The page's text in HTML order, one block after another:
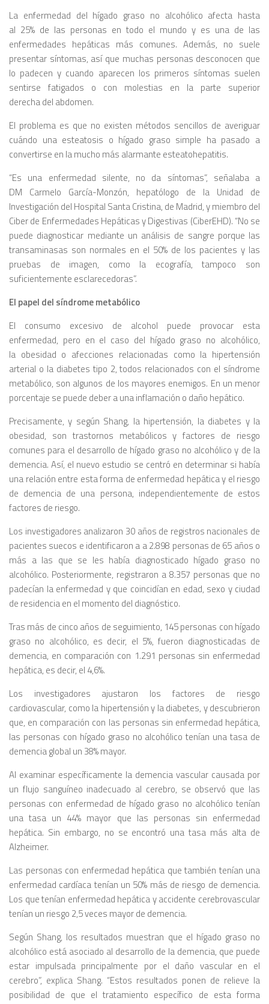
La enfermedad del hígado graso no alcohólico afecta hasta
al 25% de las personas en todo el mundo y es una de las
enfermedades hepáticas más comunes. Además, no suele
presentar síntomas, así que muchas personas desconocen que
lo padecen y cuando aparecen los primeros síntomas suelen
sentirse fatigados o con molestias en la parte superior
derecha del abdomen.
El problema es que no existen métodos sencillos de averiguar
cuándo una esteatosis o hígado graso simple ha pasado a
convertirse en la mucho más alarmante esteatohepatitis.
“Es una enfermedad silente, no da síntomas”, señalaba a
DM Carmelo García-Monzón, hepatólogo de la Unidad de
Investigación del Hospital Santa Cristina, de Madrid, y miembro del
Ciber de Enfermedades Hepáticas y Digestivas (CiberEHD). “No se
puede diagnosticar mediante un análisis de sangre porque las
transaminasas son normales en el 50% de los pacientes y las
pruebas de imagen, como la ecografía, tampoco son
suficientemente esclarecedoras”.
El papel del síndrome metabólico
El consumo excesivo de alcohol puede provocar esta
enfermedad, pero en el caso del hígado graso no alcohólico,
la obesidad o afecciones relacionadas como la hipertensión
arterial o la diabetes tipo 2, todos relacionados con el síndrome
metabólico, son algunos de los mayores enemigos. En un menor
porcentaje se puede deber a una inflamación o daño hepático.
Precisamente, y según Shang, la hipertensión, la diabetes y la
obesidad, son trastornos metabólicos y factores de riesgo
comunes para el desarrollo de hígado graso no alcohólico y de la
demencia. Así, el nuevo estudio se centró en determinar si había
una relación entre esta forma de enfermedad hepática y el riesgo
de demencia de una persona, independientemente de estos
factores de riesgo.
Los investigadores analizaron 30 años de registros nacionales de
pacientes suecos e identificaron a a 2.898 personas de 65 años o
más a las que se les había diagnosticado hígado graso no
alcohólico. Posteriormente, registraron a 8.357 personas que no
padecían la enfermedad y que coincidían en edad, sexo y ciudad
de residencia en el momento del diagnóstico.
Tras más de cinco años de seguimiento, 145 personas con hígado
graso no alcohólico, es decir, el 5%, fueron diagnosticadas de
demencia, en comparación con 1.291 personas sin enfermedad
hepática, es decir, el 4,6%.
Los investigadores ajustaron los factores de riesgo
cardiovascular, como la hipertensión y la diabetes, y descubrieron
que, en comparación con las personas sin enfermedad hepática,
las personas con hígado graso no alcohólico tenían una tasa de
demencia global un 38% mayor.
Al examinar específicamente la demencia vascular causada por
un flujo sanguíneo inadecuado al cerebro, se observó que las
personas con enfermedad de hígado graso no alcohólico tenían
una tasa un 44% mayor que las personas sin enfermedad
hepática. Sin embargo, no se encontró una tasa más alta de
Alzheimer.
Las personas con enfermedad hepática que también tenían una
enfermedad cardíaca tenían un 50% más de riesgo de demencia.
Los que tenían enfermedad hepática y accidente cerebrovascular
tenían un riesgo 2,5 veces mayor de demencia.
Según Shang, los resultados muestran que el hígado graso no
alcohólico está asociado al desarrollo de la demencia, que puede
estar impulsada principalmente por el daño vascular en el
cerebro”, explica Shang. “Estos resultados ponen de relieve la
posibilidad de que el tratamiento específico de esta forma